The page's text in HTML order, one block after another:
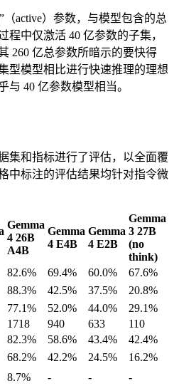
（active）参数，与模型包含的总
程中仅激活 40 亿参数的子集，
260 亿总参数所暗示的要快得
型模型相比进行快速推理的理想
与 40 亿参数模型相当。
集和指标进行了评估，以全面覆
中标注的评估结果均针对指令微
Gemma
4 26B
A4B
Gemma
4 E4B
Gemma
4 E2B
Gemma
3 27B
(no
think)
82.6% 69.4% 60.0%
67.6%
88.3% 42.5% 37.5%
20.8%
77.1% 52.0% 44.0%
29.1%
1718 940 633
110
82.3% 58.6% 43.4%
42.4%
68.2% 42.2% 24.5%
16.2%
8.7% - -
-